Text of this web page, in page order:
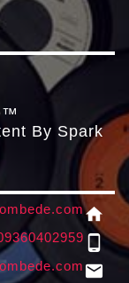
By Spark
home
phone_android
email